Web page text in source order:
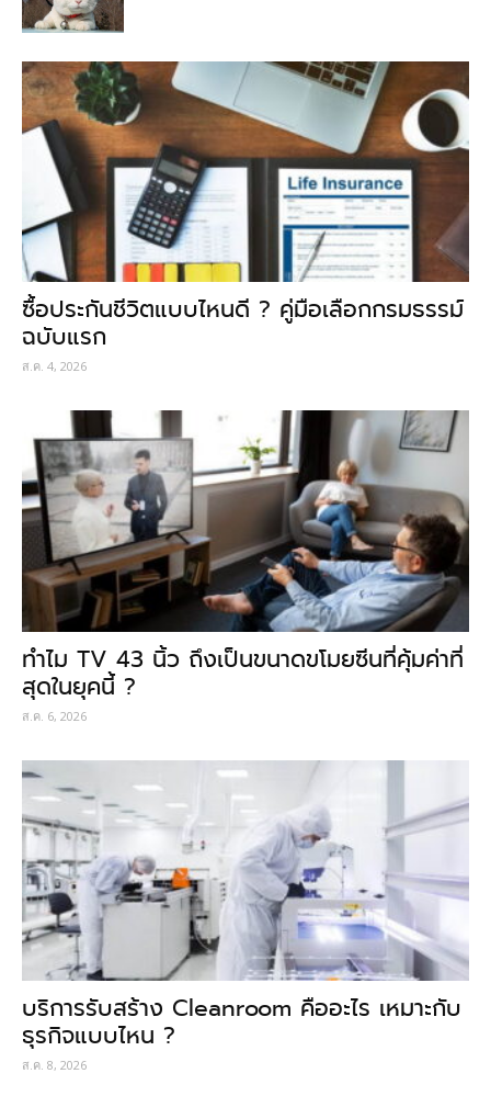
ซื้อประกันชีวิตแบบไหนดี ? คู่มือเลือกกรมธรรม์
ฉบับแรก
ส.ค. 4, 2026
ทำไม TV 43 นิ้ว ถึงเป็นขนาดขโมยซีนที่คุ้มค่าที่
สุดในยุคนี้ ?
ส.ค. 6, 2026
บริการรับสร้าง Cleanroom คืออะไร เหมาะกับ
ธุรกิจแบบไหน ?
ส.ค. 8, 2026